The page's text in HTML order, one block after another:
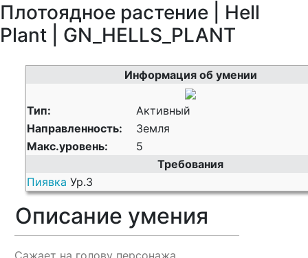
Плотоядное растение | Hell
Plant | GN_HELLS_PLANT
Информация об умении
Тип:
Активный
Направленность:
Земля
Макс.уровень:
5
Требования
Пиявка Ур.3
Описание умения
Сажает на голову персонажа